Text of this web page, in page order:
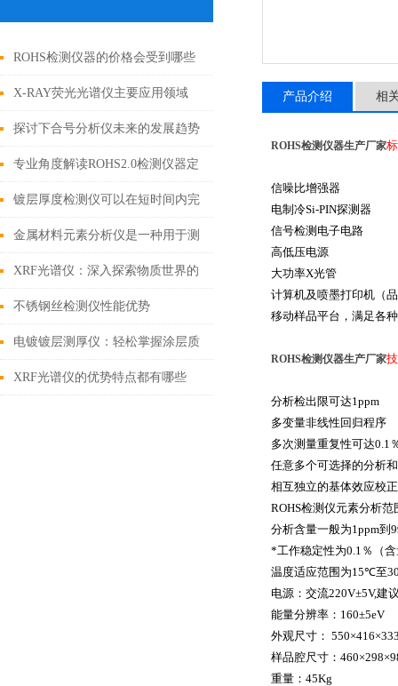
ROHS检测仪器的价格会受到哪些
因素的影响
X-RAY荧光光谱仪主要应用领域
探讨下合号分析仪未来的发展趋势
专业角度解读ROHS2.0检测仪器定
期保养的规范与流程
镀层厚度检测仪可以在短时间内完
成对大量样品的测量
金属材料元素分析仪是一种用于测
定金属的精密仪器
XRF光谱仪：深入探索物质世界的
非破坏性工具
不锈钢丝检测仪性能优势
电镀镀层测厚仪：轻松掌握涂层质
量
XRF光谱仪的优势特点都有哪些
产品介绍 相
ROHS检测仪器生产厂家
信噪比增强器
电制冷Si-PIN探测器
信号检测电子电路
高低压电源
大功率X光管
计算机及喷墨打印机（
移动样品平台，满足各
ROHS检测仪器生产厂家
分析检出限可达1ppm
多变量非线性回归程序
多次测量重复性可达0.1
任意多个可选择的分析
相互独立的基体效应校
ROHS检测仪元素分析范
分析含量一般为1ppm到
*工作稳定性为0.1 ％（
温度适应范围为15℃至
电源：交流220V±5V,建
能量分辨率： 160±5eV
外观尺寸：
样品腔尺寸：
重量： 45Kg